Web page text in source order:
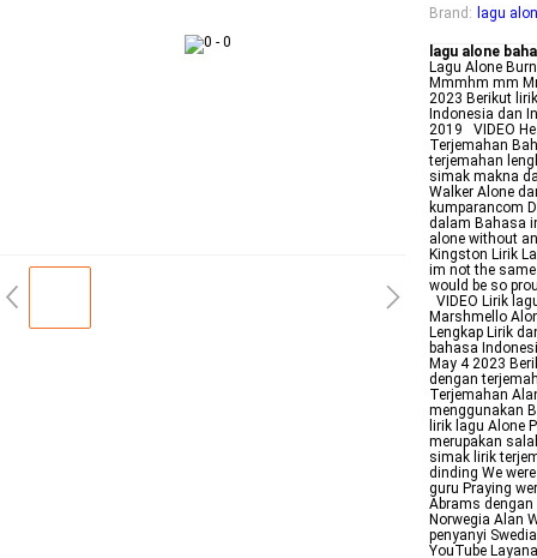
Brand : lagu
lagu alone
Lagu Alone
Mmmhm mm
2023 Berikut
Indonesia dan
2019 VIDEO
Terjemahan
terjemahan
simak makna
Walker Alone
kumparancom
dalam Bahasa
alone without
Kingston Lirik
im not the
would be so
VIDEO Lirik
Marshmello
Lengkap Lirik
bahasa
May 4 2023
dengan
Terjemahan
menggunakan
lirik lagu Alone
merupakan
simak lirik
dinding We
guru Praying
Abrams
Norwegia Alan
penyanyi
YouTube